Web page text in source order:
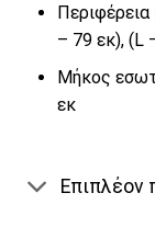
– 79 εκ), (L
Μήκος
εκ
Επιπλέον